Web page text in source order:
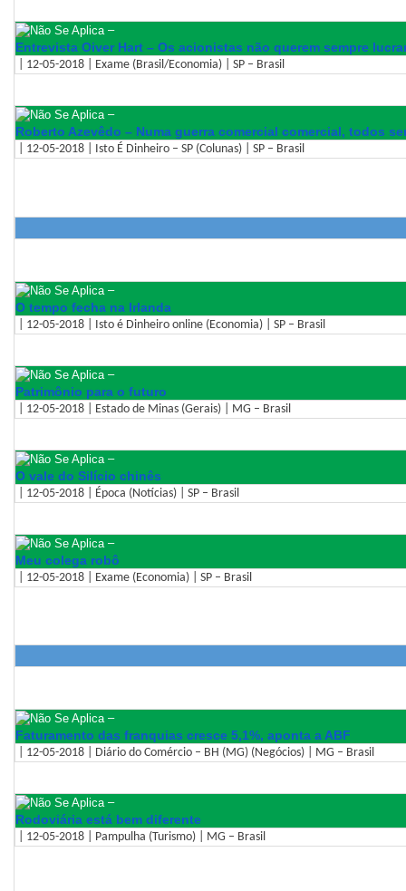
–
Entrevista Oiver Hart – Os acionistas não querem sempre
| 12-05-2018 | Exame (Brasil/Economia) | SP – Brasil
–
Roberto Azevêdo – Numa guerra comercial comercial, todos
| 12-05-2018 | Isto É Dinheiro – SP (Colunas) | SP – Brasil
–
O tempo fecha na Irlanda
| 12-05-2018 | Isto é Dinheiro online (Economia) | SP – Brasil
–
Patrimônio para o futuro
| 12-05-2018 | Estado de Minas (Gerais) | MG – Brasil
–
O vale do Silício chinês
| 12-05-2018 | Época (Notícias) | SP – Brasil
–
Meu colega robô
| 12-05-2018 | Exame (Economia) | SP – Brasil
–
Faturamento das franquias cresce 5,1%, aponta a ABF
| 12-05-2018 | Diário do Comércio – BH (MG) (Negócios) | MG – Brasil
–
Rodoviária está bem diferente
| 12-05-2018 | Pampulha (Turismo) | MG – Brasil